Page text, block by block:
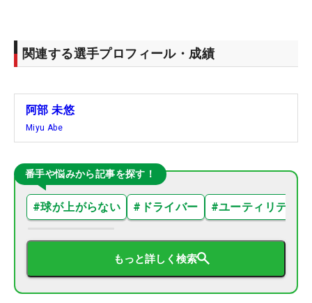
関連する選手プロフィール・成績
阿部 未悠
Miyu Abe
番手や悩みから記事を探す！
#球が上がらない # ドライバー #ユーティリティ
もっと詳しく検索